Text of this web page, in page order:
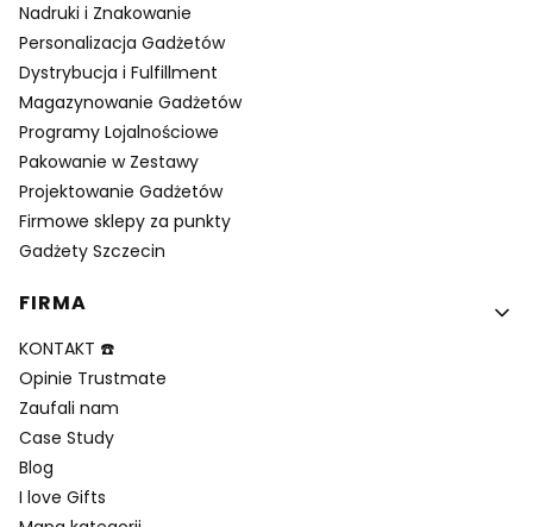
Nadruki i Znakowanie
Personalizacja Gadżetów
Dystrybucja i Fulfillment
Magazynowanie Gadżetów
Programy Lojalnościowe
Pakowanie w Zestawy
Projektowanie Gadżetów
Firmowe sklepy za punkty
Gadżety Szczecin
FIRMA
KONTAKT ☎️
Opinie Trustmate
Zaufali nam
Case Study
Blog
I love Gifts